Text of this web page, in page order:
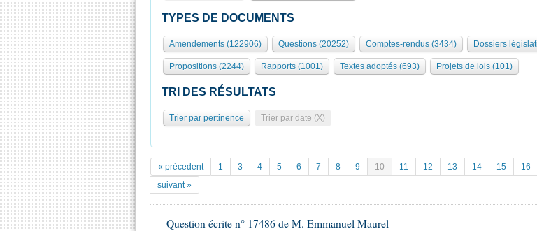
TYPES DE DOCUMENTS
Amendements (122906) Questions (20252) Comptes-rendus (3434) Dossiers
Propositions (2244) Rapports (1001) Textes adoptés (693) Projets de lois (101)
TRI DES RÉSULTATS
Trier par pertinence Trier par date (X)
« précedent 1 3 4 5 6 7 8 9 10 11 12 13 14 15 16
suivant »
Question écrite n° 17486 de M. Emmanuel Maurel